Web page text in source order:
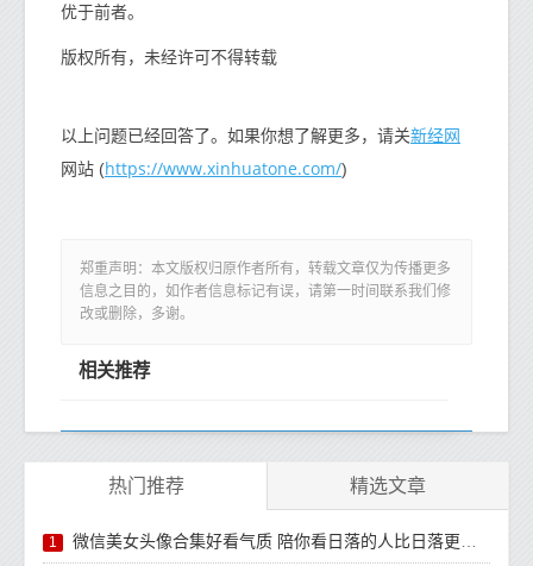
优于前者。
版权所有，未经许可不得转载
以上问题已经回答了。如果你想了解更多，请关新经网
网站 (https://www.xinhuatone.com/)
郑重声明：本文版权归原作者所有，转载文章仅为传播更多
信息之目的，如作者信息标记有误，请第一时间联系我们修
改或删除，多谢。
相关推荐
热门推荐 精选文章
1 微信美女头像合集好看气质 陪你看日落的人比日落更浪漫